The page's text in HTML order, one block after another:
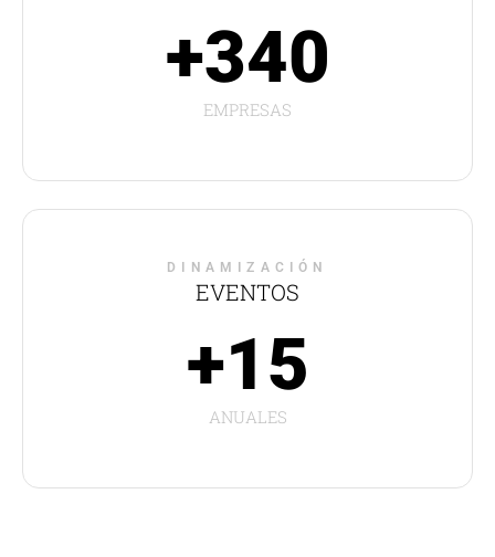
+340
EMPRESAS
DINAMIZACIÓN
EVENTOS
+15
ANUALES